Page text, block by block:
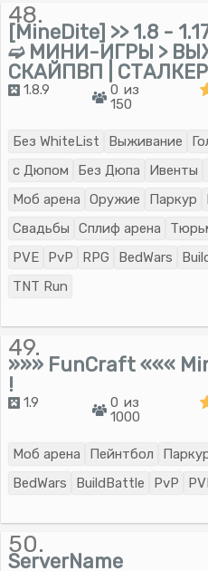
48.
[MineDite] >> 1.8 -
➫ МИНИ-ИГРЫ >
СКАЙПВП | СТАЛКЕР
1.8.9
0 из
150
Без WhiteList Выживание
с Дюпом
Без Дюпа Ивенты
Моб арена
Оружие Паркур
Свадьбы
Сплиф арена
PVE
PvP RPG BedWars
TNT Run
49.
»»» FunCraft «««
!
1.9
0 из
1000
Моб арена Пейнтбол
BedWars
BuildBattle PvP
50.
ServerName